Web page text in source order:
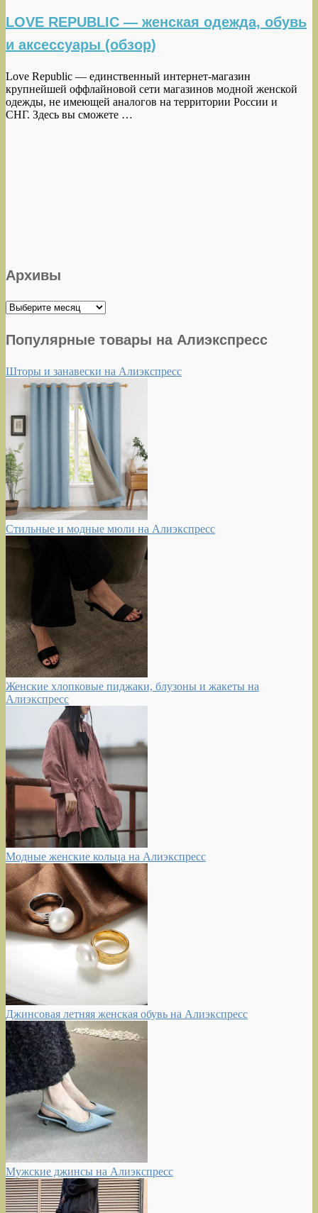
LOVE REPUBLIC — женская одежда, обувь
и аксессуары (обзор)
Love Republic — единственный интернет-магазин
крупнейшей оффлайновой сети магазинов модной женской
одежды, не имеющей аналогов на территории России и
СНГ. Здесь вы сможете …
Архивы
Архивы
Популярные товары на Алиэкспресс
Шторы и занавески на Алиэкспресс
Стильные и модные мюли на Алиэкспресс
Женские хлопковые пиджаки, блузоны и жакеты на
Алиэкспресс
Модные женские кольца на Алиэкспресс
Джинсовая летняя женская обувь на Алиэкспресс
Мужские джинсы на Алиэкспресс